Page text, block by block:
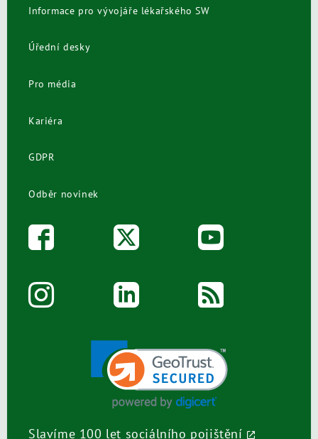
Informace pro vývojáře lékařského SW
Úřední desky
Pro média
Kariéra
GDPR
Odběr novinek
Slavíme 100 let sociálního pojištění